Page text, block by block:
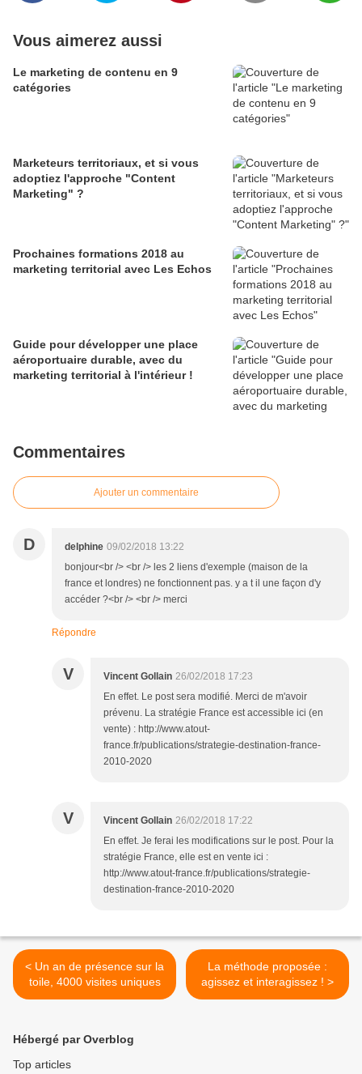
Vous aimerez aussi
Le marketing de contenu en 9
catégories
Marketeurs territoriaux, et si vous
adoptiez l'approche "Content
Marketing" ?
Prochaines formations 2018 au
marketing territorial avec Les Echos
Guide pour développer une place
aéroportuaire durable, avec du
marketing territorial à l'intérieur !
Commentaires
Ajouter un commentaire
D delphine 09/02/2018 13:22
bonjour<br /> <br /> les 2 liens d'exemple (maison de la
france et londres) ne fonctionnent pas. y a t il une façon d'y
accéder ?<br /> <br /> merci
Répondre
V Vincent Gollain 26/02/2018 17:23
En effet. Le post sera modifié. Merci de m'avoir
prévenu. La stratégie France est accessible ici (en
vente) : http://www.atout-
france.fr/publications/strategie-destination-france-
2010-2020
V Vincent Gollain 26/02/2018 17:22
En effet. Je ferai les modifications sur le post. Pour la
stratégie France, elle est en vente ici :
http://www.atout-france.fr/publications/strategie-
destination-france-2010-2020
< Un an de présence sur la
toile, 4000 visites uniques
La méthode proposée :
agissez et interagissez ! >
Hébergé par Overblog
Top articles